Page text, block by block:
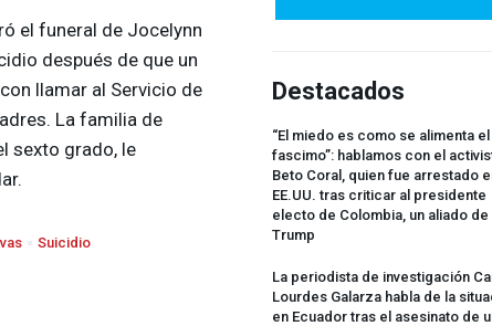
el funeral de Jocelynn
después de que un
llamar al Servicio de
La familia de
sexto grado, le
Suicidio
Destacados
“El miedo es como se alimenta el
fascimo”: hablamos con el
Beto Coral, quien fue arrestado
EE.UU. tras criticar al presidente
electo de Colombia, un aliado de
Trump
La periodista de investigación
Lourdes Galarza habla de la
en Ecuador tras el asesinato de